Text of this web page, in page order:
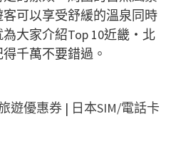
可以享受舒緩的溫泉同時
大家介紹Top 10近畿・北
千萬不要錯過。
遊優惠券 | 日本SIM/電話卡